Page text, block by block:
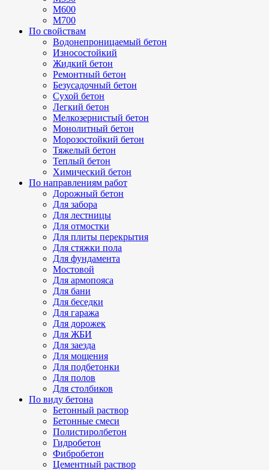
М600
М700
По свойствам
Водонепроницаемый бетон
Износостойкий
Жидкий бетон
Ремонтный бетон
Безусадочный бетон
Сухой бетон
Легкий бетон
Мелкозернистый бетон
Монолитный бетон
Морозостойкий бетон
Тяжелый бетон
Теплый бетон
Химический бетон
По направлениям работ
Дорожный бетон
Для забора
Для лестницы
Для отмостки
Для плиты перекрытия
Для стяжки пола
Для фундамента
Мостовой
Для армопояса
Для бани
Для беседки
Для гаража
Для дорожек
Для ЖБИ
Для заезда
Для мощения
Для подбетонки
Для полов
Для столбиков
По виду бетона
Бетонный раствор
Бетонные смеси
Полистиролбетон
Гидробетон
Фибробетон
Цементный раствор